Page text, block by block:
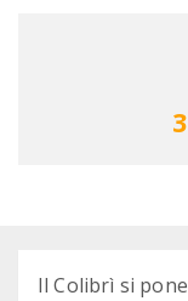
Il Colibrì si